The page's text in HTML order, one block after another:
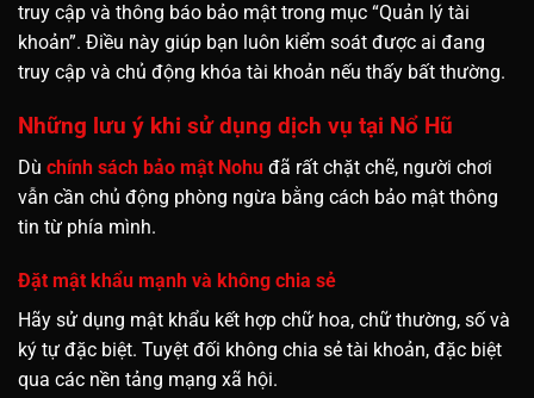
truy cập và thông báo bảo mật trong mục “Quản lý tài
khoản”. Điều này giúp bạn luôn kiểm soát được ai đang
truy cập và chủ động khóa tài khoản nếu thấy bất thường.
Những lưu ý khi sử dụng dịch vụ tại Nổ Hũ
Dù chính sách bảo mật Nohu đã rất chặt chẽ, người chơi
vẫn cần chủ động phòng ngừa bằng cách bảo mật thông
tin từ phía mình.
Đặt mật khẩu mạnh và không chia sẻ
Hãy sử dụng mật khẩu kết hợp chữ hoa, chữ thường, số và
ký tự đặc biệt. Tuyệt đối không chia sẻ tài khoản, đặc biệt
qua các nền tảng mạng xã hội.